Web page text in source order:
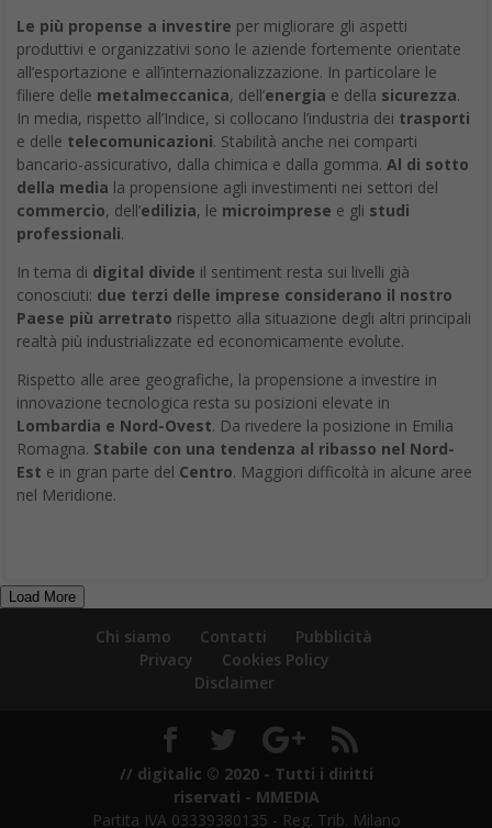
Le più propense a investire per migliorare gli aspetti
produttivi e organizzativi sono le aziende fortemente orientate
all’esportazione e all’internazionalizzazione. In particolare le
filiere delle metalmeccanica, dell’energia e della sicurezza.
In media, rispetto all’Indice, si collocano l’industria dei trasporti
e delle telecomunicazioni. Stabilità anche nei comparti
bancario-assicurativo, dalla chimica e dalla gomma. Al di sotto
della media la propensione agli investimenti nei settori del
commercio, dell’edilizia, le microimprese e gli studi
professionali.
In tema di digital divide il sentiment resta sui livelli già
conosciuti: due terzi delle imprese considerano il nostro
Paese più arretrato rispetto alla situazione degli altri principali
realtà più industrializzate ed economicamente evolute.
Rispetto alle aree geografiche, la propensione a investire in
innovazione tecnologica resta su posizioni elevate in
Lombardia e Nord-Ovest. Da rivedere la posizione in Emilia
Romagna. Stabile con una tendenza al ribasso nel Nord-
Est e in gran parte del Centro. Maggiori difficoltà in alcune aree
nel Meridione.
Load More
Chi siamo Contatti
Pubblicità
Privacy
Cookies Policy
Disclaimer
// digitalic © 2020 - Tutti i diritti
riservati - MMEDIA
Partita IVA 03339380135 - Reg. Trib. Milano